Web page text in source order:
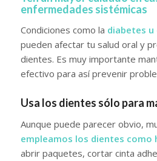
enfermedades sistémicas
Condiciones como la diabetes
pueden afectar tu salud oral y
dientes. Es muy importante
efectivo para así prevenir
Usa los dientes sólo para
Aunque puede parecer obvio,
empleamos los dientes como
abrir paquetes, cortar cinta